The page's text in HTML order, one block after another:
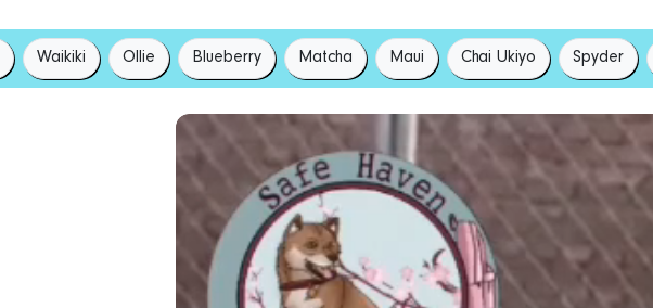
Waikiki Ollie Blueberry Matcha Maui Chai Ukiyo Spyder